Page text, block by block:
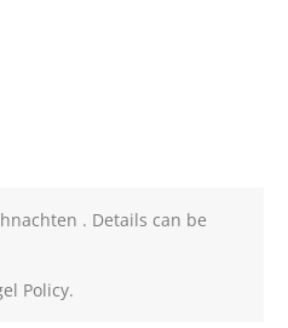
. Details can be
Policy.